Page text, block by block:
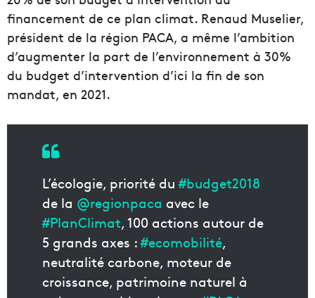
financement de ce plan climat. Renaud Muselier,
président de la région PACA, a même l’ambition
d’augmenter la part de l’environnement à 30%
du budget d’intervention d’ici la fin de son
mandat, en 2021.
L’écologie, priorité du#budget2018
de la @regionpaca avec le
#PlanClimat, 100 actions autour de
5 grands axes :#ecomobilité,
neutralité carbone, moteur de
croissance, patrimoine naturel à